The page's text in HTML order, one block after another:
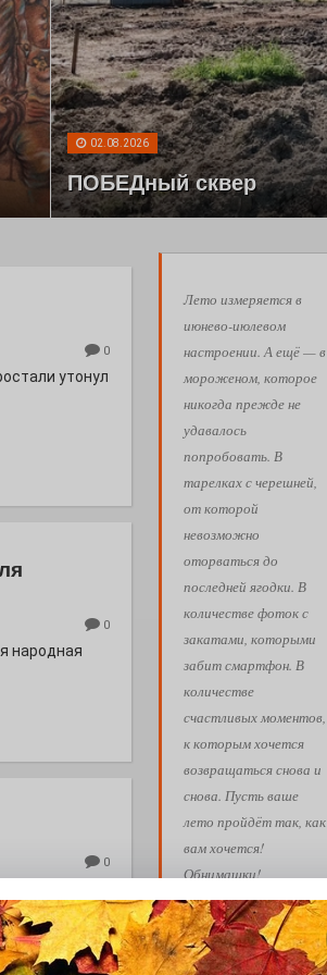
02.08.2026
ПОБЕДный сквер
Лето измеряется в
июнево-июлевом
настроении. А ещё — в
мороженом, которое
никогда прежде не
удавалось
попробовать. В
тарелках с черешней,
от которой
невозможно
оторваться до
последней ягодки. В
количестве фоток с
закатами, которыми
забит смартфон. В
количестве
счастливых моментов,
к которым хочется
возвращаться снова и
снова. Пусть ваше
лето пройдёт так, как
вам хочется!
Обнимашки!
Ваш Эль
0
утонул
0
народная
0